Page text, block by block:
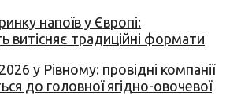
напоїв у Європі:
витісняє традиційні формати
у Рівному: провідні компанії
до головної ягідно-овочевої